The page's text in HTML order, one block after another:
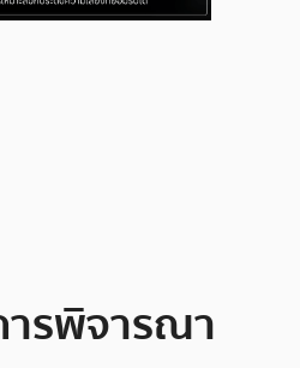
ารพิจารณา